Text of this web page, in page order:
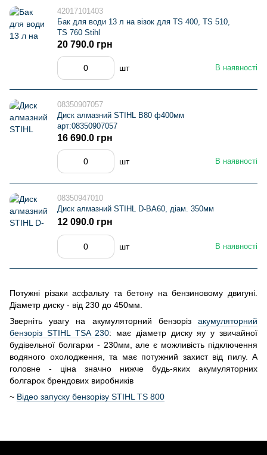
42017101403
Бак для води 13 л на візок для TS 400, TS 510,
TS 760 Stihl
В наявності
20 790.0 грн
шт
08350907057
Диск алмазний STIHL В80 ф400мм
арт:08350907057
В наявності
16 690.0 грн
шт
08350947010
Диск алмазний STIHL D-BA60, діам. 350мм
В наявності
12 090.0 грн
шт
Потужні різаки асфальту та бетону на бензиновому двигуні.
Діаметр диску - від 230 до 450мм.
Зверніть увагу на акумуляторний бензоріз акумуляторний
бензоріз STIHL TSA 230: має діаметр диску яу у звичайної
будівельної болгарки - 230мм, але є можливість підключення
водяного охолодження, та має потужний захист від пилу. А
головне - ціна значно нижче будь-яких акумуляторних
болгарок брендових виробників
~ Відео запуску бензорізу STIHL TS 800